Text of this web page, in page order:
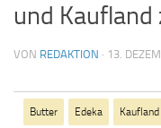
und Kaufland
VON REDAKTION · 13.
Butter Edeka Kaufland